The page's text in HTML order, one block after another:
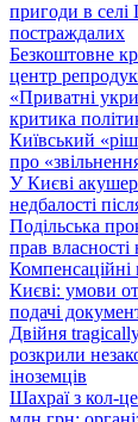
пригоди в селі
постраждалих
Безкоштовне
центр
«Приватні
критика
Київський
про
У Києві
недбалості
Подільська
прав
Компенсаційні
Києві: умови
подачі
Двійня
розкрили
іноземців
Шахраї з кол-